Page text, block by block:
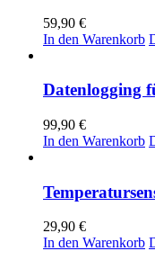
59,90 €
In den Warenkorb
Datenlogging
99,90 €
In den Warenkorb
29,90 €
In den Warenkorb